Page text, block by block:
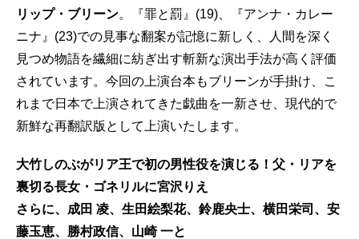
リ ップ・ブリーン。『罪と罰』(19)、『アンナ・カレー
ニナ』(23)での見事な翻案が記憶に新しく、人間を深く
見つめ物語を繊細に紡ぎ出す斬新な演出手法が高く評価
されています。今回の上演台本もブリーンが手掛け、こ
れまで日本で上演されてきた戯曲を一新させ、現代的で
新鮮な再翻訳版として上演いたします。
大竹しのぶがリア王で初の男性役を演じる！父・リアを
裏切る長女・ゴネリルに宮沢りえ
さらに、成田 凌、生田絵梨花、鈴鹿央士、横田栄司、安
藤玉恵、勝村政信、山崎 一と